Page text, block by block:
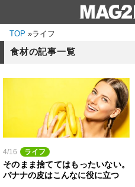
TOP »ライフ
食材の記事一覧
4/16 ライフ
そのまま捨ててはもったいない。
バナナの皮はこんなに役に立つ